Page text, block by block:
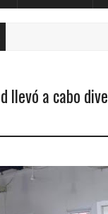
llevó a cabo